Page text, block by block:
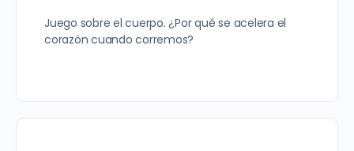
Juego sobre el cuerpo. ¿Por qué se acelera el
corazón cuando corremos?